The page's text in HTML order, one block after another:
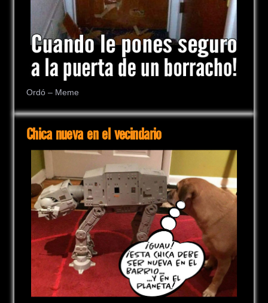
Ordó – Meme
Chica nueva en el vecindario